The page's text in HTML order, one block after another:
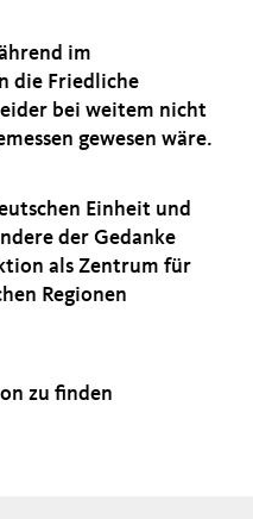
im
die Friedliche
bei weitem nicht
gewesen wäre.
Einheit und
der Gedanke
als Zentrum für
Regionen
zu finden